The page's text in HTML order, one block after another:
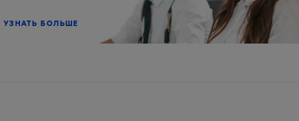
УЗНАТЬ БОЛЬШЕ